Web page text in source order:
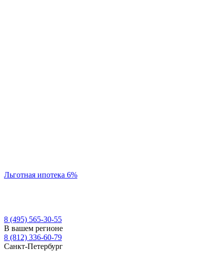
Льготная ипотека 6%
8 (495) 565-30-55
В вашем регионе
8 (812) 336-60-79
Санкт-Петербург